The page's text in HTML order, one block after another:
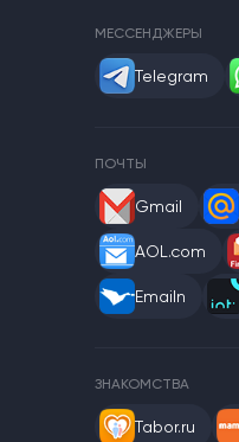
МЕССЕНДЖЕРЫ
Telegram
ПОЧТЫ
Gmail
AOL.com
Emailn
ЗНАКОМСТВА
Tabor.ru